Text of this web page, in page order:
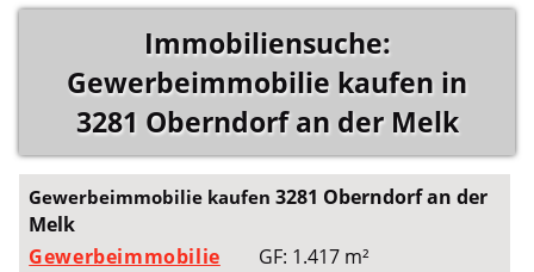
Immobiliensuche:
Gewerbeimmobilie kaufen in
3281 Oberndorf an der Melk
Gewerbeimmobilie kaufen3281 Oberndorf an der
Melk
Gewerbeimmobilie
GF: 1.417 m²